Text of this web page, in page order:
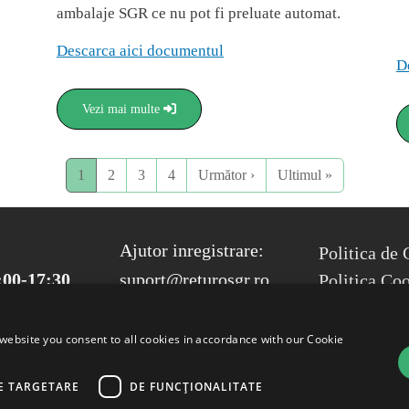
ambalaje SGR ce nu pot fi preluate automat.
Descarca aici documentul
Vezi mai multe
1 2 3 4 Următor ›Next page
Ultimul »Last page
17:30
Ajutor inregistrare:
suport@returosgr.ro
FOOTER
Politica de
Politica
Termeni si
you consent to all cookies in accordance with our Cookie
TARGETARE DE FUNCŢIONALITATE